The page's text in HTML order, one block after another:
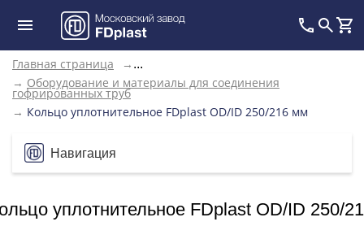
Главная страница → ...
→ Оборудование и материалы для соединения
гофрированных труб
→ Кольцо уплотнительное FDplast OD/ID 250/216 мм
Навигация
уплотнительное FDplast OD/ID 250/